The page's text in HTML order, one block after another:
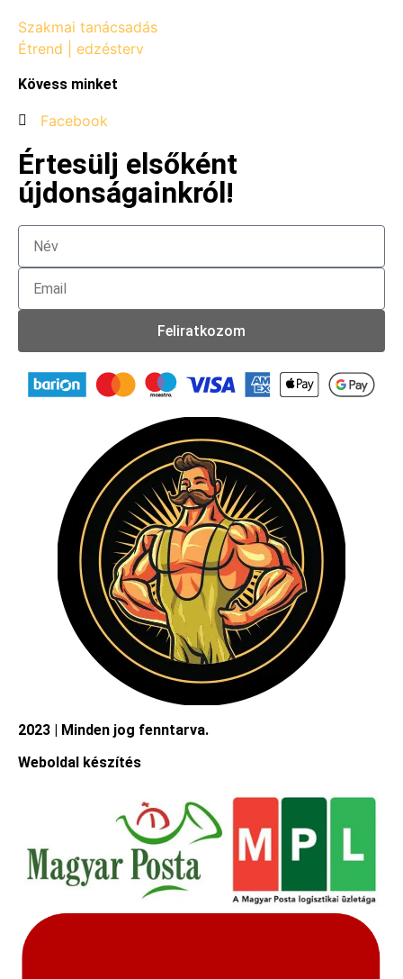
Szakmai tanácsadás
Étrend | edzésterv
Kövess minket
Facebook
Értesülj elsőként
újdonságainkról!
Feliratkozom
2023 | Minden jog fenntarva.
Weboldal készítés